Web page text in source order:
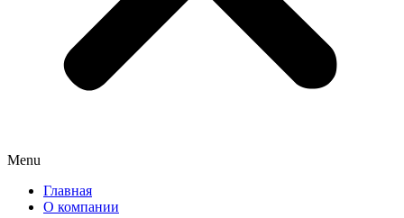
Menu
Главная
О компании